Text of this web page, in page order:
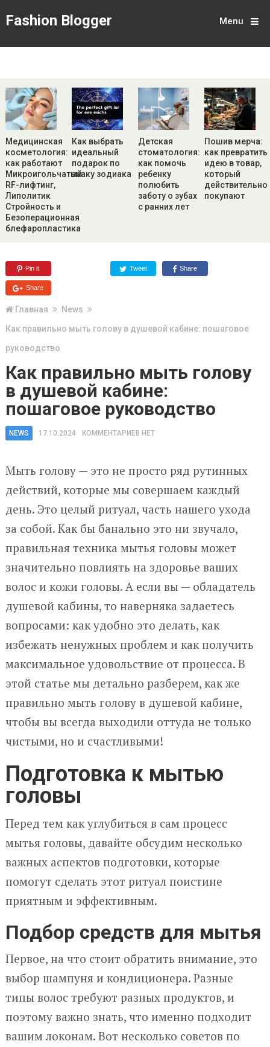
Fashion Blogger Menu
Медицинская
косметология:
как работают
Микроигольчатый
RF-лифтинг,
Липолитик
Стройность и
Безоперационная
блефаропластика
Как выбрать
идеальный
подарок по
знаку зодиака
Детская
стоматология:
как помочь
ребенку
полюбить
заботу о зубах
с ранних лет
Пошив мерча:
как превратить
идею в товар,
который
действительно
покупают
Pin it Tweet Share
Share
Главная
News
Как правильно мыть голову в душевой кабине: пошаговое
руководство
Как правильно мыть голову
в душевой кабине:
пошаговое руководство
NEWS 17.10.2024 КОММЕНТАРИЕВ НЕТ
Мыть голову — это не просто ряд рутинных
действий, которые мы совершаем каждый
день. Это целый ритуал, часть нашего ухода
за собой. Как бы банально это ни звучало,
правильная техника мытья головы может
значительно повлиять на здоровье ваших
волос и кожи головы. А если вы — обладатель
душевой кабины, то наверняка задаетесь
вопросами: как удобно это делать, как
избежать ненужных проблем и как получить
максимальное удовольствие от процесса. В
этой статье мы детально разберем, как же
правильно мыть голову в душевой кабине,
чтобы вы всегда выходили оттуда не только
чистыми, но и счастливыми!
Подготовка к мытью
головы
Перед тем как углубиться в сам процесс
мытья головы, давайте обсудим несколько
важных аспектов подготовки, которые
помогут сделать этот ритуал поистине
приятным и эффективным.
Подбор средств для мытья
Первое, на что стоит обратить внимание, это
выбор шампуня и кондиционера. Разные
типы волос требуют разных продуктов, и
поэтому важно знать, что именно подходит
вашим локонам. Вот несколько советов по